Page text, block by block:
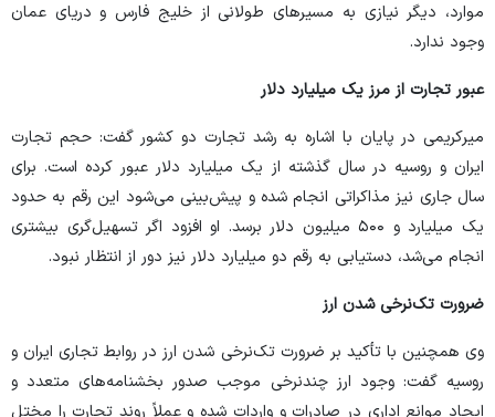
موارد، دیگر نیازی به مسیر‌های طولانی از خلیج فارس و دریای عمان
وجود ندارد.
عبور تجارت از مرز یک میلیارد دلار
میرکریمی در پایان با اشاره به رشد تجارت دو کشور گفت: حجم تجارت
ایران و روسیه در سال گذشته از یک میلیارد دلار عبور کرده است. برای
سال جاری نیز مذاکراتی انجام شده و پیش‌بینی می‌شود این رقم به حدود
یک میلیارد و ۵۰۰ میلیون دلار برسد. او افزود اگر تسهیل‌گری بیشتری
انجام می‌شد، دستیابی به رقم دو میلیارد دلار نیز دور از انتظار نبود.
ضرورت تک‌نرخی شدن ارز
وی همچنین با تأکید بر ضرورت تک‌نرخی شدن ارز در روابط تجاری ایران و
روسیه گفت: وجود ارز چندنرخی موجب صدور بخشنامه‌های متعدد و